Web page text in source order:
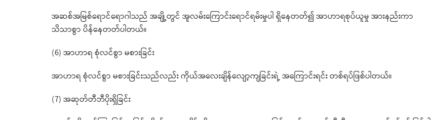
အဆစ်အမြစ်ရောင်ရောဂါသည် အချို့တွင် အူလမ်းကြောင်းရောင်ရမ်းမှုပါ ရှိနေတတ်၍ အာဟာရစုပ်ယူမှု အားနည်းကာ
သိသာစွာ ပိန်နေတတ်ပါတယ်။
(6) အာဟာရ စုံလင်စွာ မစားခြင်း
အာဟာရ စုံလင်စွာ မစားခြင်းသည်လည်း ကိုယ်အလေးချိန်လျော့ကျခြင်းရဲ့ အကြောင်းရင်း တစ်ရပ်ဖြစ်ပါတယ်။
(7) အဆုတ်တီဘီပိုးရှိခြင်း